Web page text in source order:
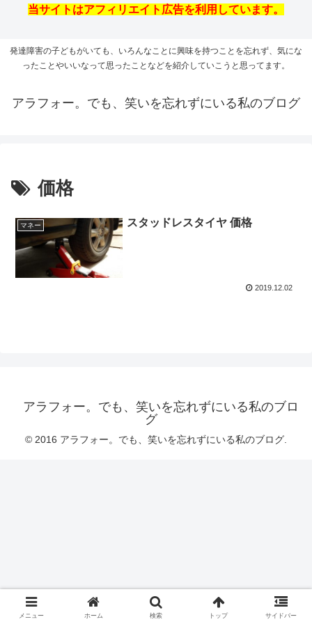
当サイトはアフィリエイト広告を利用しています。
発達障害の子どもがいても、いろんなことに興味を持つことを忘れず、気にな
ったことやいいなって思ったことなどを紹介していこうと思ってます。
アラフォー。でも、笑いを忘れずにいる私のブログ
価格
マネー スタッドレスタイヤ 価格
2019.12.02
アラフォー。でも、笑いを忘れずにいる私のブロ
グ
© 2016 アラフォー。でも、笑いを忘れずにいる私のブログ.
メニュー ホーム 検索 トップ サイドバー